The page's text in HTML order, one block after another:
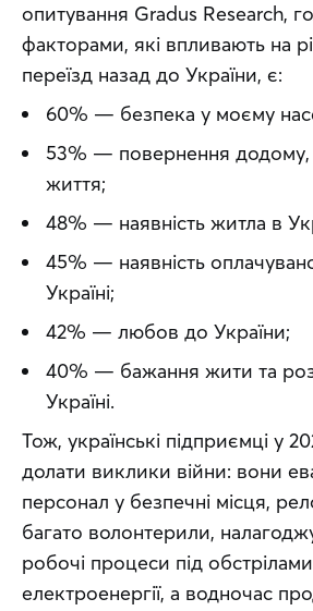
опитування Gradus Research,
факторами, які впливають на
переїзд назад до України, є:
60% — безпека у моєму
53% — повернення додому,
життя;
48% — наявність житла в
45% — наявність
Україні;
42% — любов до України;
40% — бажання жити та
Україні.
Тож, українські підприємці у
долати виклики війни: вони
персонал у безпечні місця,
багато волонтерили,
робочі процеси під
електроенергії, а водночас